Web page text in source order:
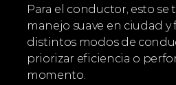
Para el conductor, esto se
manejo suave en ciudad y
distintos modos de
priorizar eficiencia o
momento.